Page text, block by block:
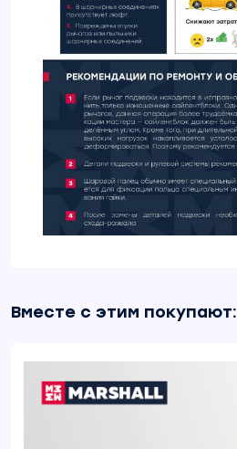
Вместе с этим покупают: